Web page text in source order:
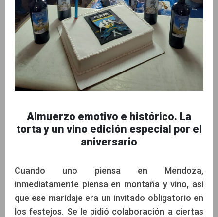
Almuerzo emotivo e histórico. La
torta y un vino edición especial por el
aniversario
Cuando uno piensa en Mendoza,
inmediatamente piensa en montaña y vino, así
que ese maridaje era un invitado obligatorio en
los festejos. Se le pidió colaboración a ciertas